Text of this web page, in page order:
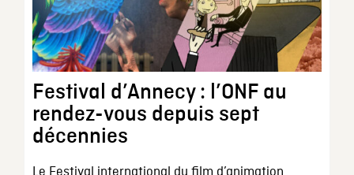
Festival d’Annecy : l’ONF au
rendez-vous depuis sept
décennies